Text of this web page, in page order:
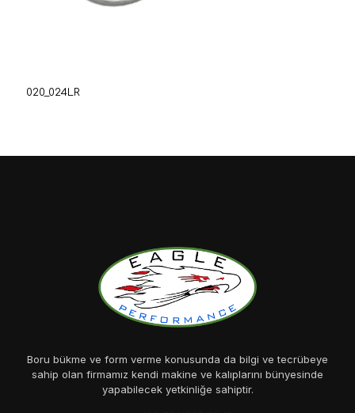
020_024LR
Boru bükme ve form verme konusunda da bilgi ve tecrübeye
sahip olan firmamız kendi makine ve kalıplarını bünyesinde
yapabilecek yetkinliğe sahiptir.